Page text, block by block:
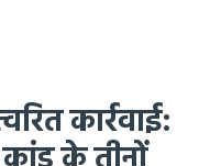
कार्रवाई: